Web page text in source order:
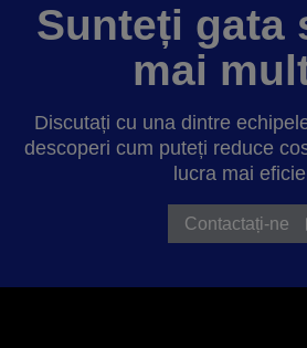
Sunteți gata
mai
Discutați cu una dintre
descoperi cum puteți reduce
lucra mai
Contactați-ne